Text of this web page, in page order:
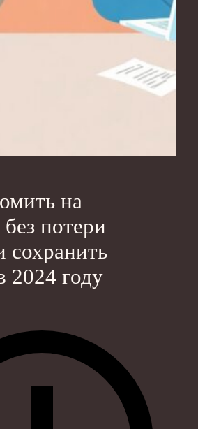
на
потери
сохранить
2024 году